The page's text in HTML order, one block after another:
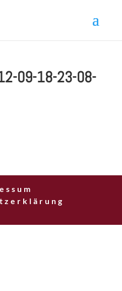
09-18-23-08-